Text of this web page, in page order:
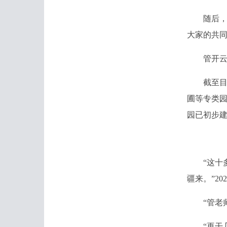
随后，他
大家的共
管开云
截至目前
圃等专类
园已初步
“这十多
疆来。
“管老师